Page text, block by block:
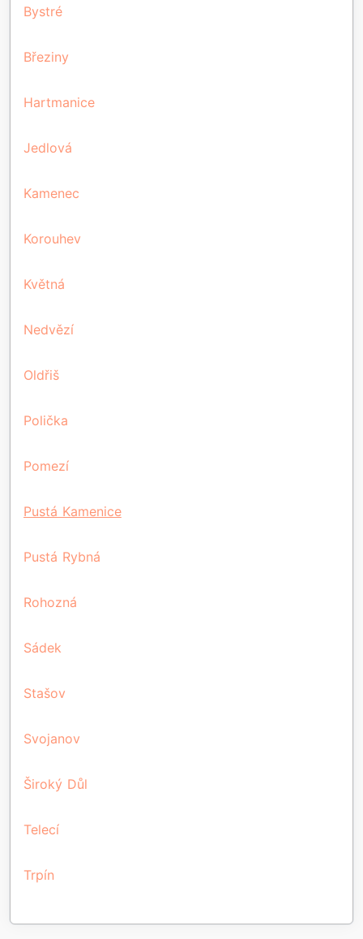
Bystré
Březiny
Hartmanice
Jedlová
Kamenec
Korouhev
Květná
Nedvězí
Oldřiš
Polička
Pomezí
Pustá Kamenice
Pustá Rybná
Rohozná
Sádek
Stašov
Svojanov
Široký Důl
Telecí
Trpín